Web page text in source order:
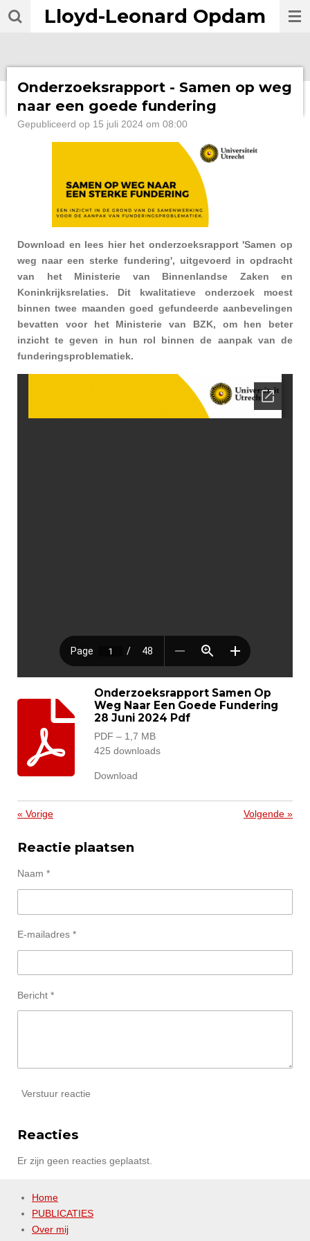
Ga
Lloyd-Leonard Opdam
Onderzoeksrapport - Samen op weg
naar een goede fundering
Gepubliceerd op 15 juli 2024 om 08:00
Download en lees hier het onderzoeksrapport 'Samen op
weg naar een sterke fundering', uitgevoerd in opdracht
van het Ministerie van Binnenlandse Zaken en
Koninkrijksrelaties. Dit kwalitatieve onderzoek moest
binnen twee maanden goed gefundeerde aanbevelingen
bevatten voor het Ministerie van BZK, om hen beter
inzicht te geven in hun rol binnen de aanpak van de
funderingsproblematiek.
Onderzoeksrapport Samen Op
Weg Naar Een Goede Fundering
28 Juni 2024 Pdf
PDF – 1,7 MB
425 downloads
Download
« Vorige Volgende »
Reactie plaatsen
Naam *
E-mailadres *
Bericht *
Verstuur reactie
Reacties
Er zijn geen reacties geplaatst.
Home
PUBLICATIES
Over mij